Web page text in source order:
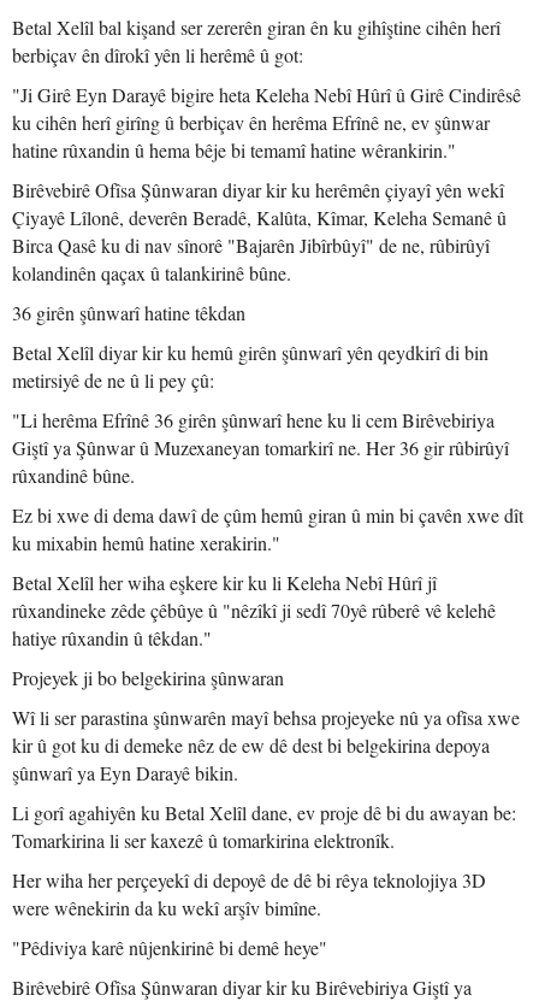
Betal Xelîl bal kişand ser zererên giran ên ku gihîştine cihên herî
berbiçav ên dîrokî yên li herêmê û got:
"Ji Girê Eyn Darayê bigire heta Keleha Nebî Hûrî û Girê Cindirêsê
ku cihên herî girîng û berbiçav ên herêma Efrînê ne, ev şûnwar
hatine rûxandin û hema bêje bi temamî hatine wêrankirin."
Birêvebirê Ofîsa Şûnwaran diyar kir ku herêmên çiyayî yên wekî
Çiyayê Lîlonê, deverên Beradê, Kalûta, Kîmar, Keleha Semanê û
Birca Qasê ku di nav sînorê "Bajarên Jibîrbûyî" de ne, rûbirûyî
kolandinên qaçax û talankirinê bûne.
36 girên şûnwarî hatine têkdan
Betal Xelîl diyar kir ku hemû girên şûnwarî yên qeydkirî di bin
metirsiyê de ne û li pey çû:
"Li herêma Efrînê 36 girên şûnwarî hene ku li cem Birêvebiriya
Giştî ya Şûnwar û Muzexaneyan tomarkirî ne. Her 36 gir rûbirûyî
rûxandinê bûne.
Ez bi xwe di dema dawî de çûm hemû giran û min bi çavên xwe dît
ku mixabin hemû hatine xerakirin."
Betal Xelîl her wiha eşkere kir ku li Keleha Nebî Hûrî jî
rûxandineke zêde çêbûye û "nêzîkî ji sedî 70yê rûberê vê kelehê
hatiye rûxandin û têkdan."
Projeyek ji bo belgekirina şûnwaran
Wî li ser parastina şûnwarên mayî behsa projeyeke nû ya ofîsa xwe
kir û got ku di demeke nêz de ew dê dest bi belgekirina depoya
şûnwarî ya Eyn Darayê bikin.
Li gorî agahiyên ku Betal Xelîl dane, ev proje dê bi du awayan be:
Tomarkirina li ser kaxezê û tomarkirina elektronîk.
Her wiha her perçeyekî di depoyê de dê bi rêya teknolojiya 3D
were wênekirin da ku wekî arşîv bimîne.
"Pêdiviya karê nûjenkirinê bi demê heye"
Birêvebirê Ofîsa Şûnwaran diyar kir ku Birêvebiriya Giştî ya